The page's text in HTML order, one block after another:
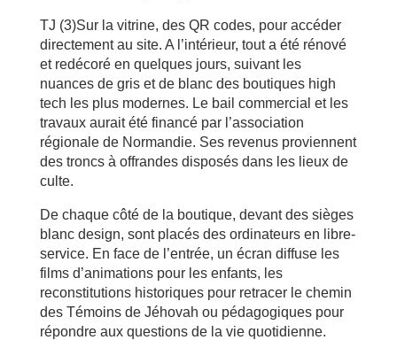
TJ (3)Sur la vitrine, des QR codes, pour accéder
directement au site. A l’intérieur, tout a été rénové
et redécoré en quelques jours, suivant les
nuances de gris et de blanc des boutiques high
tech les plus modernes. Le bail commercial et les
travaux aurait été financé par l’association
régionale de Normandie. Ses revenus proviennent
des troncs à offrandes disposés dans les lieux de
culte.
De chaque côté de la boutique, devant des sièges
blanc design, sont placés des ordinateurs en libre-
service. En face de l’entrée, un écran diffuse les
films d’animations pour les enfants, les
reconstitutions historiques pour retracer le chemin
des Témoins de Jéhovah ou pédagogiques pour
répondre aux questions de la vie quotidienne.